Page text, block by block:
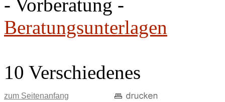
- Vorberatung -
Beratungsunterlagen
10 Verschiedenes
zum Seitenanfang